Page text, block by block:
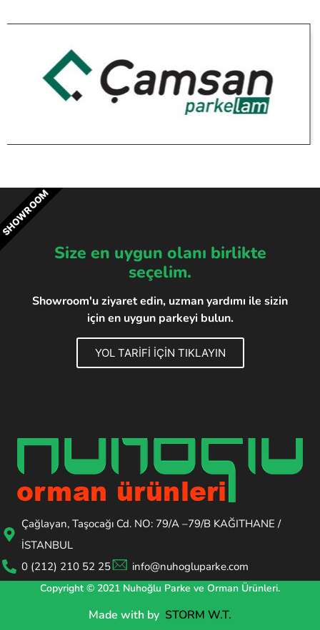
Size en uygun olanı birlikte
seçelim.
Showroom'u ziyaret edin, uzman yardımı ile sizin
için en uygun parkeyi bulun.
YOL TARİFİ İÇİN TIKLAYIN
SHOWROOM
Çağlayan, Taşocağı Cd. NO: 79/A –79/B KAĞITHANE /
İSTANBUL
0 (212) 210 52 25
info@nuhogluparke.com
Made with by STORM W.T.
Copyright © 2021 Nuhoğlu Parke ve Orman Ürünleri.